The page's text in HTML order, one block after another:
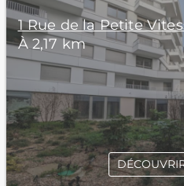
1 Rue de la Petite
À 2,17 km